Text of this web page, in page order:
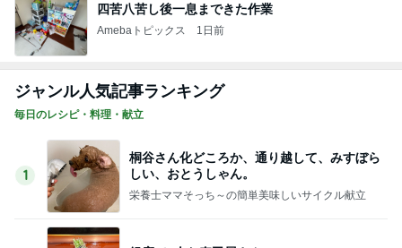
四苦八苦し後一息まできた作業
Amebaトピックス 1日前
ジャンル人気記事ランキング
毎日のレシピ・料理・献立
1
桐谷さん化どころか、通り越して、みすぼら
しい、おとうしゃん。
栄養士ママそっち～の簡単美味しいサイクル献立